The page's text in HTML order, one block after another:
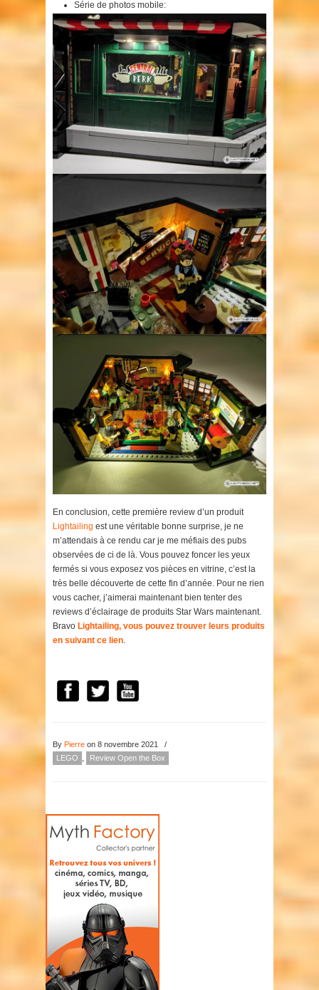
Série de photos mobile:
En conclusion, cette première review d’un produit
Lightailing est une véritable bonne surprise, je ne
m’attendais à ce rendu car je me méfiais des pubs
observées de ci de là. Vous pouvez foncer les yeux
fermés si vous exposez vos pièces en vitrine, c’est la
très belle découverte de cette fin d’année. Pour ne rien
vous cacher, j’aimerai maintenant bien tenter des
reviews d’éclairage de produits Star Wars maintenant.
Bravo Lightailing, vous pouvez trouver leurs produits
en suivant ce lien.
By Pierre on 8 novembre 2021
/
LEGO
Review Open the Box